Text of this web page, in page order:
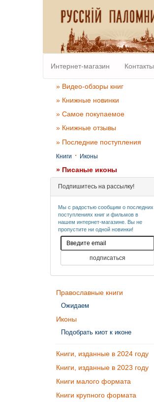
Интернет-магазин Контакты
» Видео-обзоры книг
» Книжные новинки
» Самое покупаемое
» Книжные отзывы
» Последние поступления
Книги · Иконы
» Писаные иконы
Подпишитесь на рассылку!
Мы с радостью сообщим о последних
поступлениях книг и фильмов в
нашем интернет-магазине. Вы не
пропустите ни одной новинки!
Православные книги
Ожидаем
Иконы
Подобрать киот к иконе
Книги, изданные в 2024 году
Книги, изданные в 2023 году
Книги малого формата
Книги крупного формата